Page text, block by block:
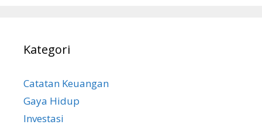
Kategori
Catatan Keuangan
Gaya Hidup
Investasi